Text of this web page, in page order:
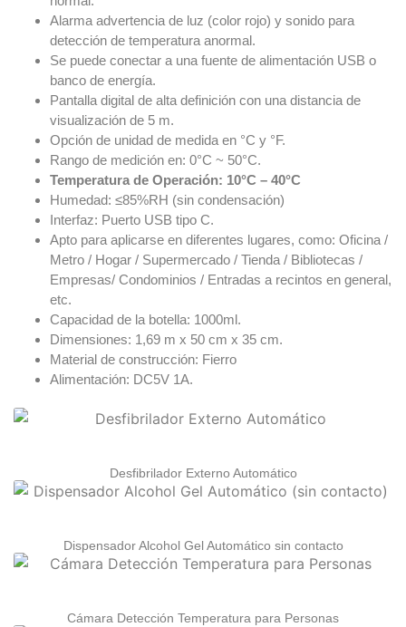
Alarma advertencia de luz (color rojo) y sonido para
detección de temperatura anormal.
Se puede conectar a una fuente de alimentación USB o
banco de energía.
Pantalla digital de alta definición con una distancia de
visualización de 5 m.
Opción de unidad de medida en °C y °F.
Rango de medición en: 0°C ~ 50°C.
Temperatura de Operación: 10°C – 40°C
Humedad: ≤85%RH (sin condensación)
Interfaz: Puerto USB tipo C.
Apto para aplicarse en diferentes lugares, como: Oficina /
Metro / Hogar / Supermercado / Tienda / Bibliotecas /
Empresas/ Condominios / Entradas a recintos en general,
etc.
Capacidad de la botella: 1000ml.
Dimensiones: 1,69 m x 50 cm x 35 cm.
Material de construcción: Fierro
Alimentación: DC5V 1A.
Desfibrilador Externo Automático
Dispensador Alcohol Gel Automático sin contacto
Cámara Detección Temperatura para Personas